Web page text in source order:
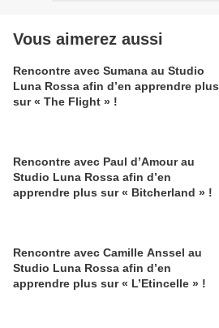
Vous aimerez aussi
Rencontre avec Sumana au Studio
Luna Rossa afin d’en apprendre plus
sur « The Flight » !
Rencontre avec Paul d’Amour au
Studio Luna Rossa afin d’en
apprendre plus sur « Bitcherland » !
Rencontre avec Camille Anssel au
Studio Luna Rossa afin d’en
apprendre plus sur « L’Etincelle » !